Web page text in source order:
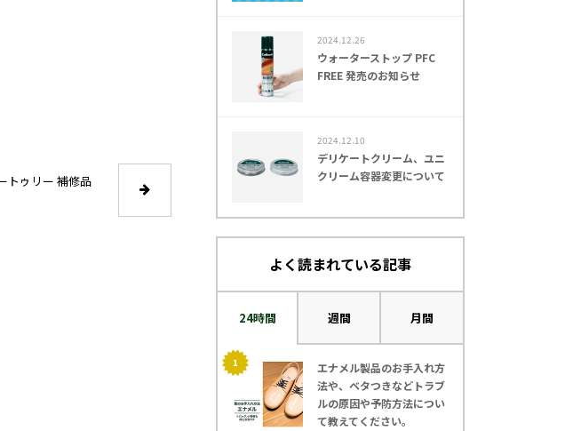
トゥリー 補修品
2024.12.26
ウォーターストップ PFC
FREE 発売のお知らせ
2024.12.10
デリケートクリーム、ユニ
クリーム容器変更について
よく読まれている記事
24時間 週間 月間
エナメル製品のお手入れ方
法や、ベタつきなどトラブ
ルの原因や予防方法につい
て教えてください。